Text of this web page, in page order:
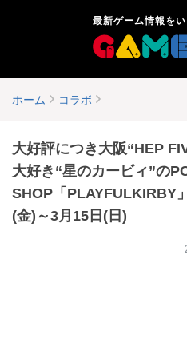
最新ゲーム情報を
ホーム コラボ
大好評につき大阪“HEP
大好き“星のカービィ”の
SHOP「PLAYFULKIRBY
(金)～3月15日(日)